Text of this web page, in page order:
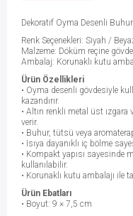
Dekoratif Oyma Desenli
Renk Seçenekleri: Siyah /
Malzeme: Döküm reçine
Ambalaj: Korunaklı kutu
Ürün Özellikleri
• Oyma desenli gövdesiyle
kazandırır.
• Altın renkli metal üst ızgara
verir.
• Buhur, tütsü veya
• Isıya dayanıklı iç bölme
• Kompakt yapısı sayesinde
kullanılabilir.
• Korunaklı kutu ambalajı ile
Ürün Ebatları
• Boyut: 9 × 7,5 cm